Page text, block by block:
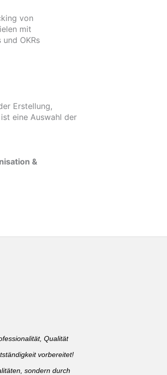
von
mit
und OKRs
Erstellung,
eine Auswahl der
&
Qualität
vorbereitet!
sondern durch